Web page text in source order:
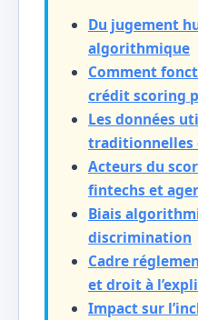
Du jugement
algorithmique
Comment
crédit scoring
Les données
traditionnelles
Acteurs du
fintechs et
Biais
discrimination
Cadre
et droit à
Impact sur